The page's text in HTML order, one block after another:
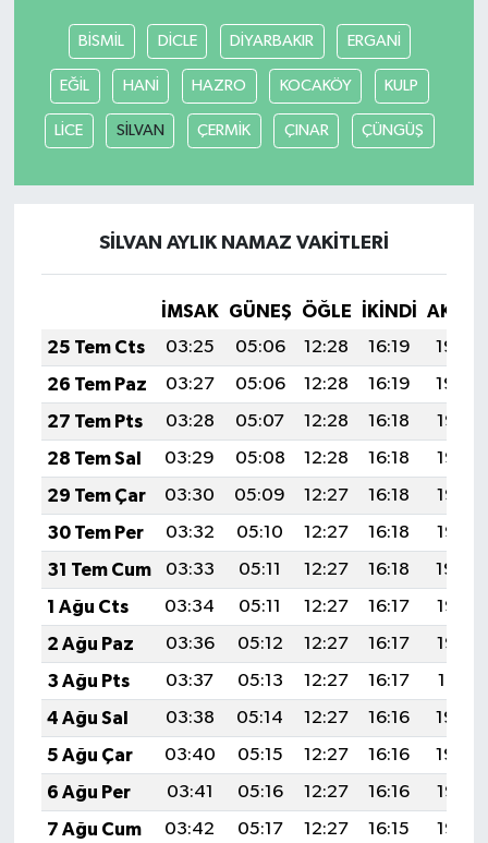
BİSMİL DİCLE DİYARBAKIR ERGANİ
EĞİL HANİ HAZRO KOCAKÖY KULP
LİCE SİLVAN ÇERMİK ÇINAR ÇÜNGÜŞ
SİLVAN AYLIK NAMAZ VAKITLERI
İMSAK GÜNEŞ ÖĞLE İKINDI
25 Tem Cts
03:25 05:06 12:28 16:19
19:40
26 Tem Paz
03:27 05:06 12:28 16:19
19:39
27 Tem Pts
03:28 05:07 12:28 16:18
19:38
28 Tem Sal
03:29 05:08 12:28 16:18
19:37
29 Tem Çar
03:30 05:09 12:27 16:18
19:36
30 Tem Per
03:32 05:10 12:27 16:18
19:35
31 Tem Cum
03:33 05:11 12:27 16:18
19:34
1 Ağu Cts
03:34 05:11 12:27 16:17
19:33
2 Ağu Paz
03:36 05:12 12:27 16:17
19:32
3 Ağu Pts
03:37 05:13 12:27 16:17
19:31
4 Ağu Sal
03:38 05:14 12:27 16:16
19:30
5 Ağu Çar
03:40 05:15 12:27 16:16
19:29
6 Ağu Per
03:41 05:16 12:27 16:16
19:28
7 Ağu Cum
03:42 05:17 12:27 16:15
19:27